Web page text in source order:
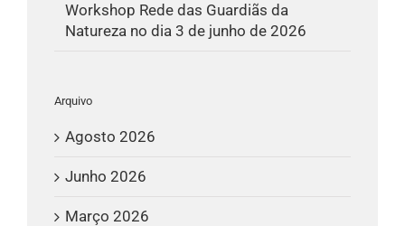
Workshop Rede das Guardiãs da
Natureza no dia 3 de junho de 2026
Arquivo
Agosto 2026
Junho 2026
Março 2026